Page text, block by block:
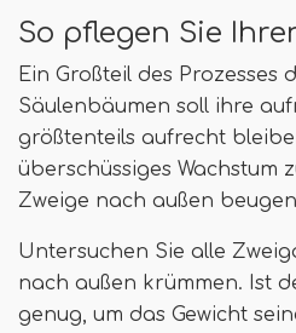
So pflegen Sie
Ein Großteil des Prozesses
Säulenbäumen soll ihre
größtenteils aufrecht
überschüssiges Wachstum
Zweige nach außen
Untersuchen Sie alle
nach außen krümmen. Ist
genug, um das Gewicht